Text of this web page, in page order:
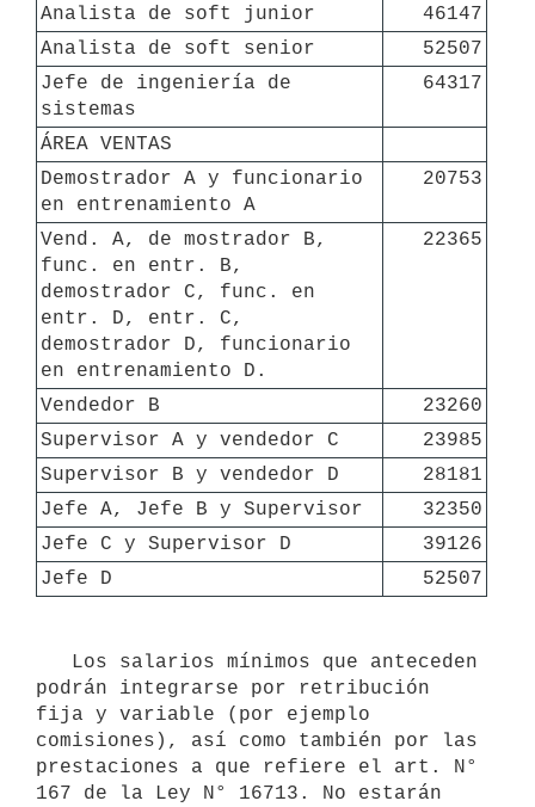
Analista de soft junior
46147
Analista de soft senior
52507
Jefe de ingeniería de
sistemas
64317
ÁREA VENTAS
Demostrador A y funcionario
en entrenamiento A
20753
Vend. A, de mostrador B,
func. en entr. B,
demostrador C, func. en
entr. D, entr. C,
demostrador D, funcionario
en entrenamiento D.
22365
Vendedor B
23260
Supervisor A y vendedor C
23985
Supervisor B y vendedor D
28181
Jefe A, Jefe B y Supervisor
32350
Jefe C y Supervisor D
39126
Jefe D
52507
podrán integrarse por retribución
fija y variable (por ejemplo
comisiones), así como también por las
prestaciones a que refiere el art. N°
167 de la Ley N° 16713. No estarán